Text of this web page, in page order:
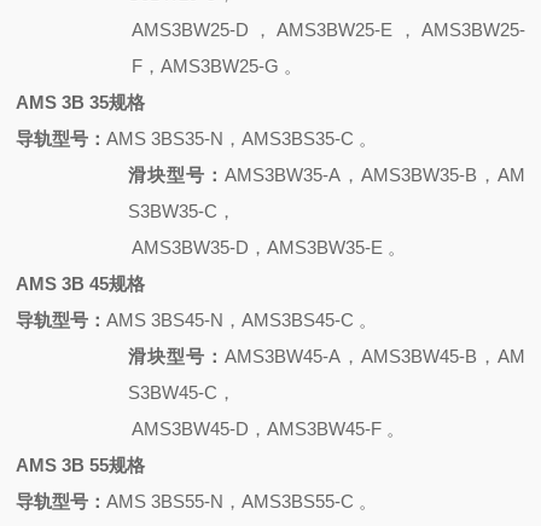
AMS3BW25-D，AMS3BW25-E，AMS3BW25-
F，AMS3BW25-G 。
AMS 3B 35规格
导轨型号：AMS 3BS35-N，AMS3BS35-C 。
滑块型号： AMS3BW35-A，AMS3BW35-B，AM
S3BW35-C，
AMS3BW35-D，AMS3BW35-E 。
AMS 3B 45规格
导轨型号：AMS 3BS45-N，AMS3BS45-C 。
滑块型号： AMS3BW45-A，AMS3BW45-B，AM
S3BW45-C，
AMS3BW45-D，AMS3BW45-F 。
AMS 3B 55规格
导轨型号：AMS 3BS55-N，AMS3BS55-C 。